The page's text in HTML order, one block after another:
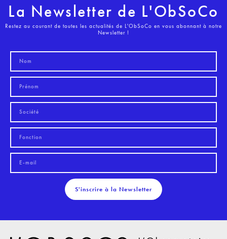
La Newsletter de L'ObSoCo
Restez au courant de toutes les actualités de L'ObSoCo en vous abonnant à notre
Newsletter !
S'inscrire à la Newsletter